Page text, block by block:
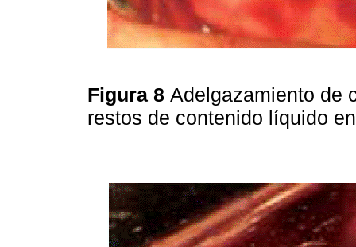
Figura 8 Adelgazamiento de
restos de contenido líquido